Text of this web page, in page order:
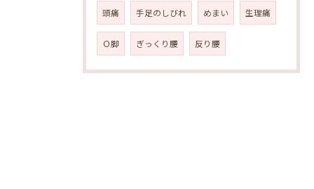
頭痛 手足のしびれ めまい 生理痛
Ｏ脚 ぎっくり腰 反り腰